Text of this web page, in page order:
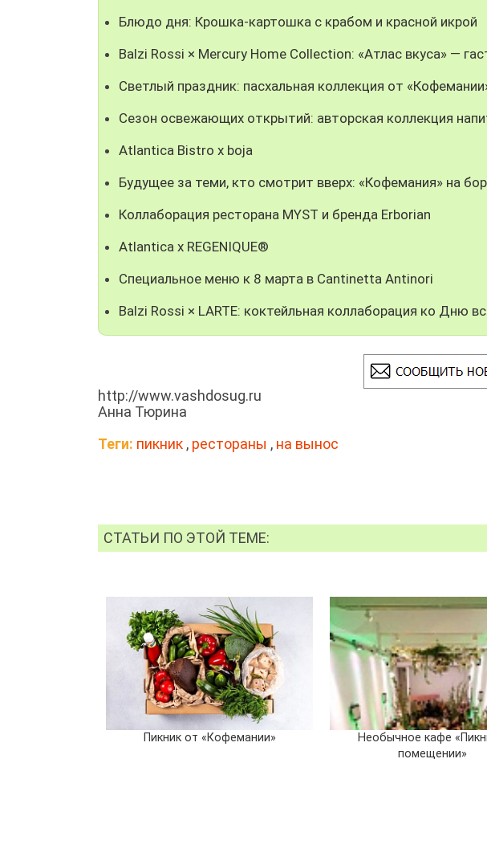
Блюдо дня: Крошка-картошка с крабом и красной икрой
Balzi Rossi × Mercury Home Collection: «Атлас вкуса» —
Светлый праздник: пасхальная коллекция от
Сезон освежающих открытий: авторская коллекция
Atlantica Bistro x boja
Будущее за теми, кто смотрит вверх: «Кофемания» на
Коллаборация ресторана MYST и бренда Erborian
Atlantica x REGENIQUE®
Специальное меню к 8 марта в Cantinetta Antinori
Balzi Rossi × LARTE: коктейльная коллаборация ко Дню
http://www.vashdosug.ru
Анна Тюрина
Теги: пикник , рестораны , на вынос
СТАТЬИ ПО ЭТОЙ ТЕМЕ:
Пикник от «Кофемании»
Необычное кафе
помещении»